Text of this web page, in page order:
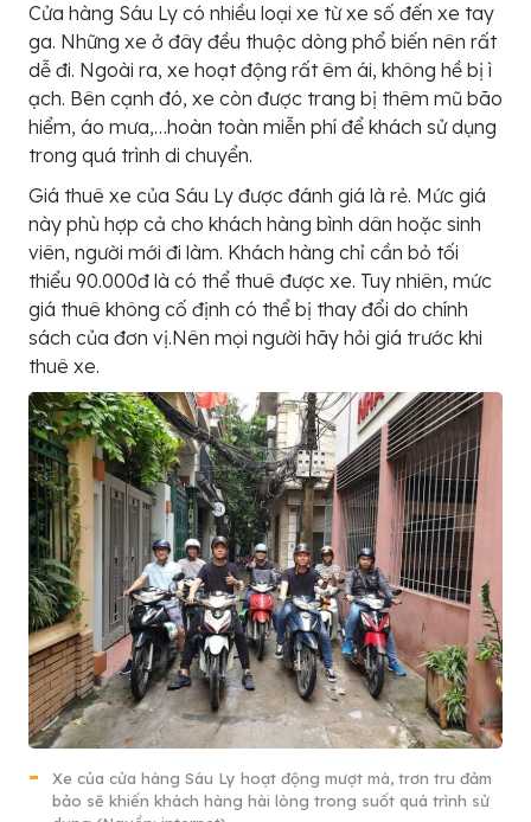
Cửa hàng Sáu Ly có nhiều loại xe từ xe số đến xe tay
ga. Những xe ở đây đều thuộc dòng phổ biến nên rất
dễ đi. Ngoài ra, xe hoạt động rất êm ái, không hề bị ì
ạch. Bên cạnh đó, xe còn được trang bị thêm mũ bão
hiểm, áo mưa,…hoàn toàn miễn phí để khách sử dụng
trong quá trình di chuyển.
Giá thuê xe của Sáu Ly được đánh giá là rẻ. Mức giá
này phù hợp cả cho khách hàng bình dân hoặc sinh
viên, người mới đi làm. Khách hàng chỉ cần bỏ tối
thiểu 90.000đ là có thể thuê được xe. Tuy nhiên, mức
giá thuê không cố định có thể bị thay đổi do chính
sách của đơn vị.Nên mọi người hãy hỏi giá trước khi
thuê xe.
Xe của cửa hàng Sáu Ly hoạt động mượt mà, trơn tru đảm
bảo sẽ khiến khách hàng hài lòng trong suốt quá trình sử